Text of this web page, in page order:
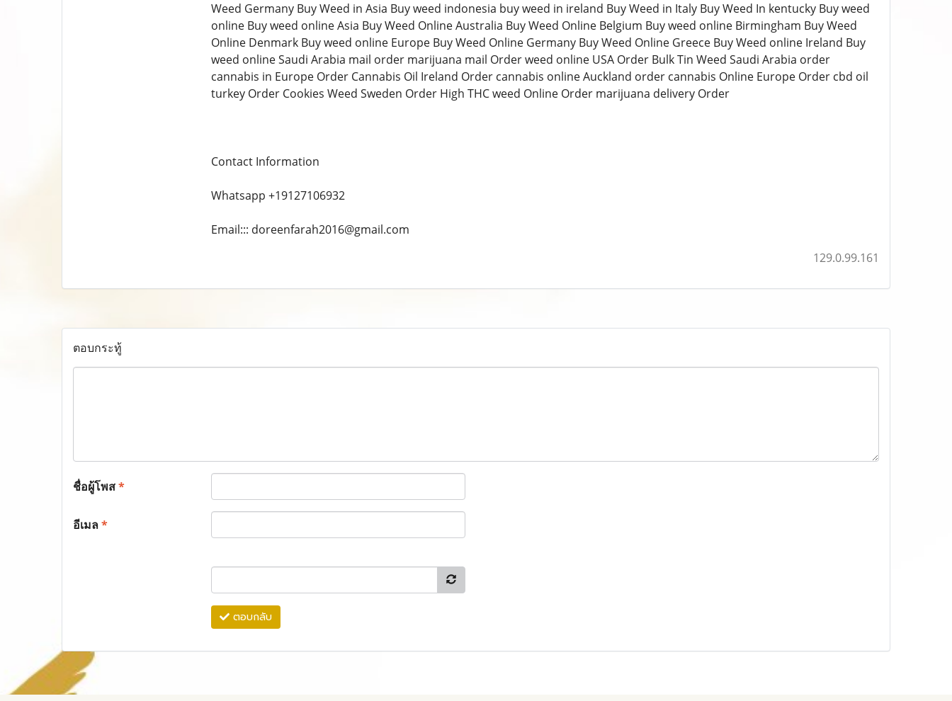
Weed Germany Buy Weed in Asia Buy weed indonesia buy weed in ireland Buy Weed in Italy Buy Weed In kentucky Buy weed
online Buy weed online Asia Buy Weed Online Australia Buy Weed Online Belgium Buy weed online Birmingham Buy Weed
Online Denmark Buy weed online Europe Buy Weed Online Germany Buy Weed Online Greece Buy Weed online Ireland Buy
weed online Saudi Arabia mail order marijuana mail Order weed online USA Order Bulk Tin Weed Saudi Arabia order
cannabis in Europe Order Cannabis Oil Ireland Order cannabis online Auckland order cannabis Online Europe Order cbd oil
turkey Order Cookies Weed Sweden Order High THC weed Online Order marijuana delivery Order
Contact Information
Whatsapp +19127106932
Email::: doreenfarah2016@gmail.com
129.0.99.161
ตอบกระทู้
ชื่อผู้โพส*
อีเมล*
ตอบกลับ